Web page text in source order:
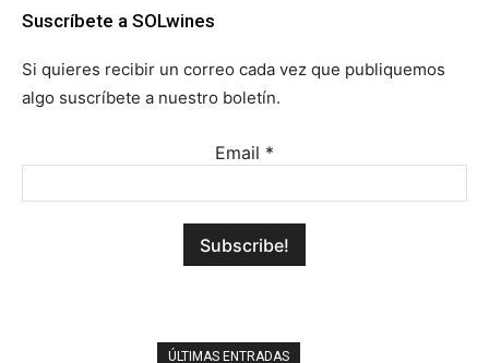
Suscríbete a SOLwines
Si quieres recibir un correo cada vez que publiquemos
algo suscríbete a nuestro boletín.
Email *
ÚLTIMAS ENTRADAS